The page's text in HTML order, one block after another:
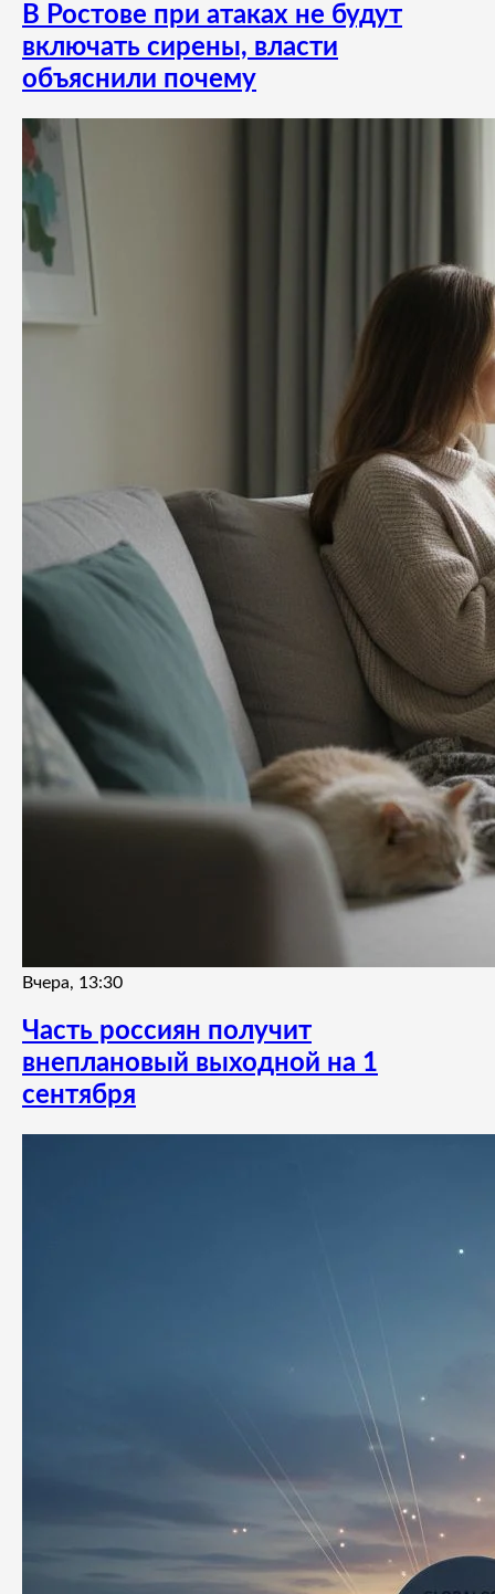
В Ростове при атаках не будут
включать сирены, власти
объяснили почему
Вчера, 13:30
Часть россиян получит
внеплановый выходной на 1
сентября